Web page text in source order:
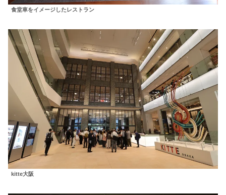
食堂車をイメージしたレストラン
kitte大阪